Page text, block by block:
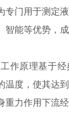
专门用于测定
智能等优势，
作原理基于
度，使其达
重力作用下流